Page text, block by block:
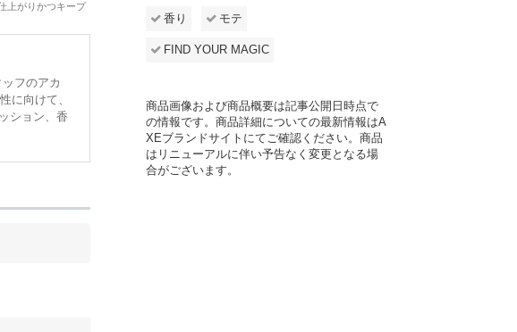
上がりかつキープ
フのアカ
に向けて、
ション、香
香り モテ
FIND YOUR MAGIC
商品画像および商品概要は記事公開日時点で
の情報です。商品詳細についての最新情報はA
XEブランドサイトにてご確認ください。商品
はリニューアルに伴い予告なく変更となる場
合がございます。